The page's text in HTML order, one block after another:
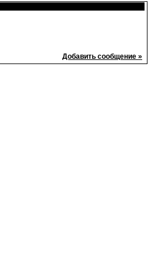
Добавить сообщение »